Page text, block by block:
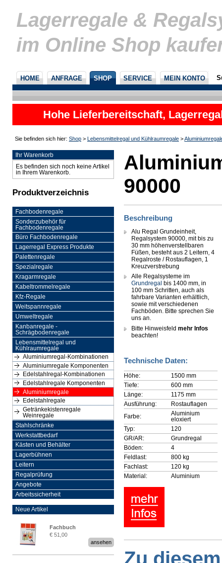
Lagerregale &
im Online Shop
HOME ANFRAGE SHOP SERVICE MEIN KONTO
Hohe Lieferbereitschaft,
nicht
Sie befinden sich hier: Shop > Lebensmittelregal und Kühlraumregale >
Ihr Warenkorb
Es befinden sich noch keine Artikel
in Ihrem Warenkorb.
Produktverzeichnis
Fachbodenregale
Sonderzubehör für
Fachbodenregale
Büro Fachbodenregale
Lagerregal Express Produkte
Palettenregale
Spezialregale
Kragarmregale
Kabeltrommelregale
Kfz-Regale
Weitspannregale
Umweltregale
Kanbanregale -
Schrägbodenregale
Lebensmittelregal und
Kühlraumregale
Aluminiumregal-Kombinationen
Aluminiumregale Komponenten
Edelstahlregal-Kombinationen
Edelstahlregale Komponenten
Aluminiumregale
Edelstahlregale
Getränkekistenregale
Weinregale
Stahlschränke
Werkstattbedarf
Kästen und Behälter
Lagerbühnen
Leitern
Regalprüfung
Angebote
Arbeitssicherheit
Neue Artikel
Fachbuch
„Regalprüfung nach DIN
€ 51,00
ansehen
90000
Beschreibung
Alu Regal Grundeinheit,
Regalsystem 90000, mit bis zu
30 mm höhenverstellbaren
Füßen, besteht aus 2 Leitern, 4
Regalroste / Rostauflagen, 1
Kreuzverstrebung
Alle Regalsysteme im
Grundregal bis 1400 mm, in
100 mm Schritten, auch als
fahrbare Varianten erhältlich,
sowie mit verschiedenen
Fachböden. Bitte sprechen Sie
uns an.
Bitte Hinweisfeld mehr Infos
beachten!
Technische Daten:
Höhe:
1500 mm
Tiefe:
600 mm
Länge:
1175 mm
Ausführung:
Rostauflagen
Farbe:
Aluminium
eloxiert
Typ:
120
GR/AR:
Grundregal
Böden:
4
Feldlast:
800 kg
Fachlast:
120 kg
Material:
Aluminium
Zu